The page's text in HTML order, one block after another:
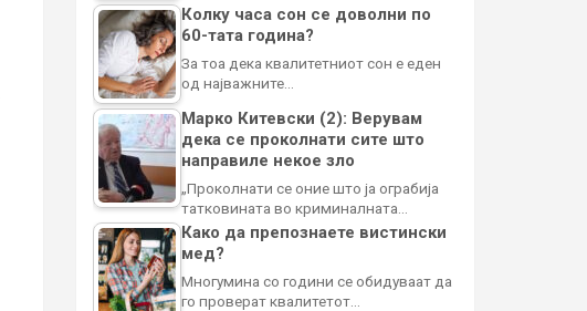
Колку часа сон се доволни по
60-тата година?
За тоа дека квалитетниот сон е еден
од најважните…
Марко Китевски (2): Верувам
дека се проколнати сите што
направиле некое зло
„Проколнати се оние што ја ограбија
татковината во криминалната…
Како да препознаете вистински
мед?
Многумина со години се обидуваат да
го проверат квалитетот…